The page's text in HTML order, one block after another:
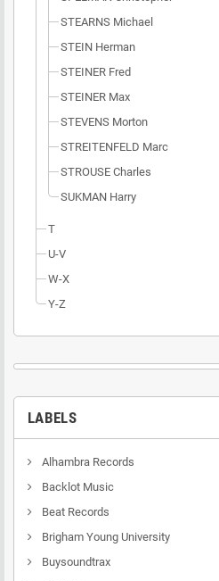
STEARNS Michael
STEIN Herman
STEINER Fred
STEINER Max
STEVENS Morton
STREITENFELD Marc
STROUSE Charles
SUKMAN Harry
T
U-V
W-X
Y-Z
LABELS
Alhambra Records
Backlot Music
Beat Records
Brigham Young University
Buysoundtrax